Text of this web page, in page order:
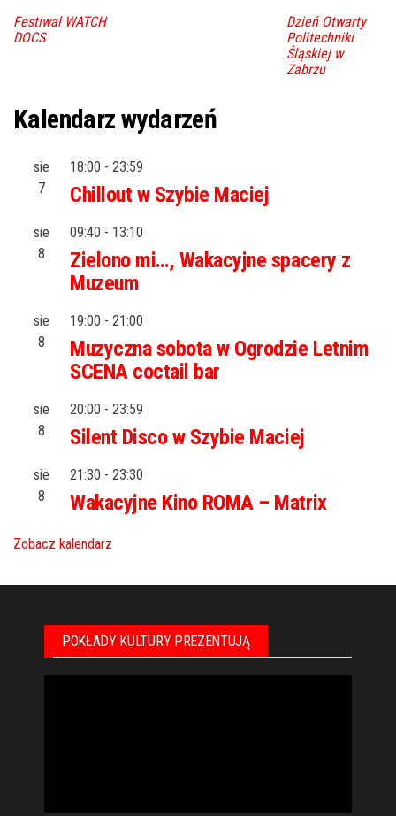
Festiwal WATCH
DOCS
Dzień Otwarty
Politechniki
Śląskiej w
Zabrzu
Kalendarz wydarzeń
sie
7
18:00 - 23:59
Chillout w Szybie Maciej
sie
8
09:40 - 13:10
Zielono mi…, Wakacyjne spacery z
Muzeum
sie
8
19:00 - 21:00
Muzyczna sobota w Ogrodzie Letnim
SCENA coctail bar
sie
8
20:00 - 23:59
Silent Disco w Szybie Maciej
sie
8
21:30 - 23:30
Wakacyjne Kino ROMA – Matrix
Zobacz kalendarz
POKŁADY KULTURY PREZENTUJĄ